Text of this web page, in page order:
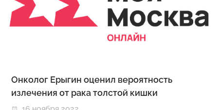
Онколог Ерыгин оценил вероятность
излечения от рака толстой кишки